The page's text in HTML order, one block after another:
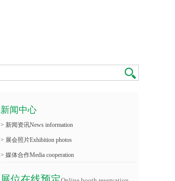
新闻中心
> 新闻资讯News information
> 展会照片Exhibition photos
> 媒体合作Media cooperation